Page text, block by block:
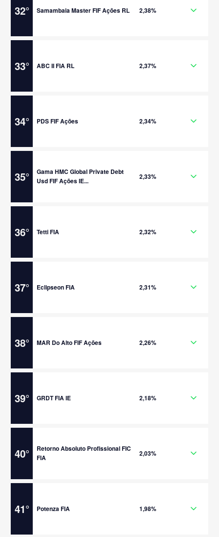
32° Samambaia Master FIF Ações RL 2,38%
33° ABC II FIA RL 2,37%
34° PDS FIF Ações 2,34%
35°
Gama HMC Global Private Debt
Usd FIF Ações IE...
2,33%
36° Tetti FIA 2,32%
37° Eclipseon FIA 2,31%
38° MAR Do Alto FIF Ações 2,26%
39° GRDT FIA IE 2,18%
40°
Retorno Absoluto Profissional FIC
FIA
2,03%
41° Potenza FIA 1,98%